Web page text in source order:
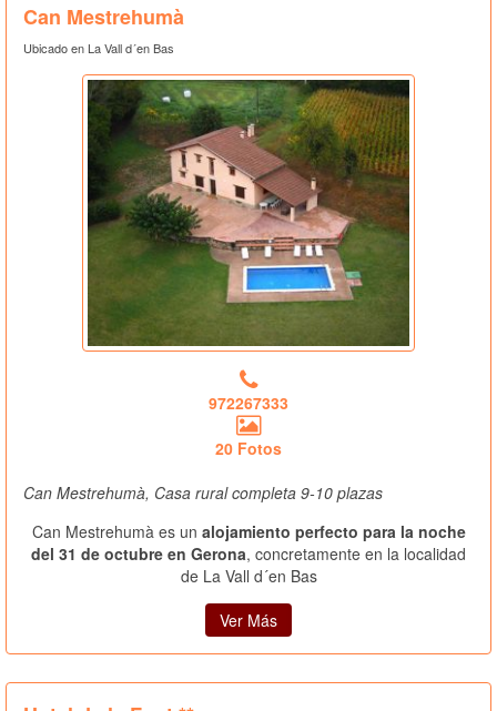
Can Mestrehumà
Ubicado en La Vall d´en Bas
972267333
20 Fotos
Can Mestrehumà, Casa rural completa 9-10 plazas
Can Mestrehumà es un alojamiento perfecto para la noche
del 31 de octubre en Gerona, concretamente en la localidad
de La Vall d´en Bas
Ver Más